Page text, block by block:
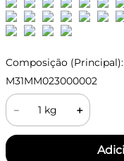
Composição (Principal):
M31MM023000002
＋
－